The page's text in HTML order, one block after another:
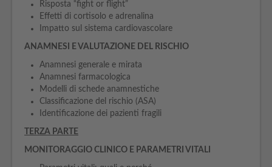
Risposta “fight or flight”
Effetti di cortisolo e adrenalina
Impatto sul sistema cardiovascolare
ANAMNESI E VALUTAZIONE DEL RISCHIO
Anamnesi generale e mirata
Anamnesi farmacologica
Modelli di schede anamnestiche
Classificazione del rischio (ASA)
Identificazione dei pazienti fragili
TERZA PARTE
MONITORAGGIO CLINICO E PARAMETRI VITALI